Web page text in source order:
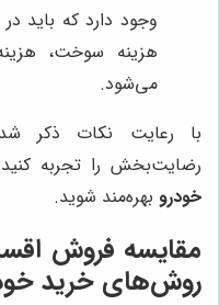
وجود دارد که باید
هزینه سوخت،
می‌شود.
با رعایت نکات ذکر
رضایت‌بخش را تجربه
خودرو بهره‌مند شوید.
مقایسه فروش
روش‌های خرید